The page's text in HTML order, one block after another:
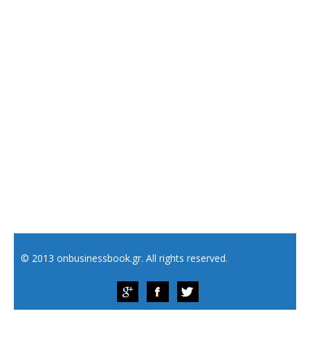
© 2013 onbusinessbook.gr. All rights reserved.